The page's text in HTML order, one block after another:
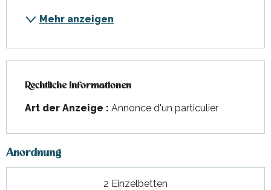
Mehr anzeigen
Rechtliche Informationen
Rechtliche Informationen
Art der Anzeige : Annonce d'un particulier
Anordnung
2 Einzelbetten